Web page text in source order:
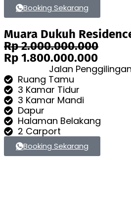
Booking Sekarang
Muara Dukuh
Rp 2.000.000.000
Rp 1.800.000.000
Jalan
Ruang Tamu
3 Kamar Tidur
3 Kamar Mandi
Dapur
Halaman Belakang
2 Carport
Booking Sekarang